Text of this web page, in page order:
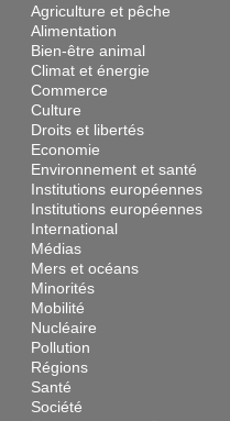
Agriculture et pêche
Alimentation
Bien-être animal
Climat et énergie
Commerce
Culture
Droits et libertés
Economie
Environnement et santé
Institutions européennes
Institutions européennes
International
Médias
Mers et océans
Minorités
Mobilité
Nucléaire
Pollution
Régions
Santé
Société